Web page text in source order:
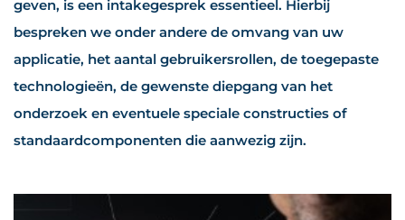
geven, is een intakegesprek essentieel. Hierbij
bespreken we onder andere de omvang van uw
applicatie, het aantal gebruikersrollen, de toegepaste
technologieën, de gewenste diepgang van het
onderzoek en eventuele speciale constructies of
standaardcomponenten die aanwezig zijn.